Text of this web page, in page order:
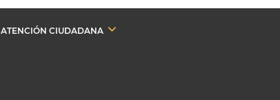
ATENCIÓN CIUDADANA